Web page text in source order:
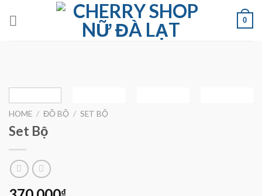
0
HOME / ĐỒ BỘ / SET BỘ
Set Bộ
₫